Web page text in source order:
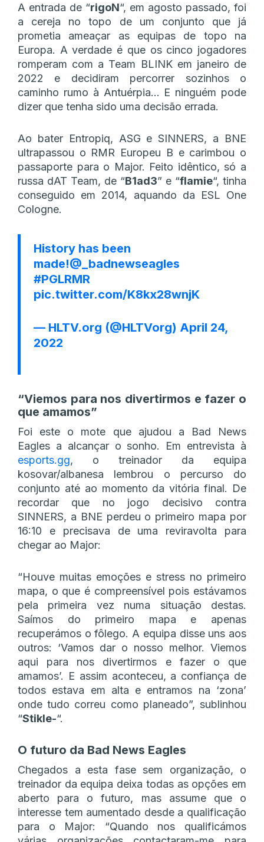
A entrada de “rigoN“, em agosto passado, foi
a cereja no topo de um conjunto que já
prometia ameaçar as equipas de topo na
Europa. A verdade é que os cinco jogadores
romperam com a Team BLINK em janeiro de
2022 e decidiram percorrer sozinhos o
caminho rumo à Antuérpia… E ninguém pode
dizer que tenha sido uma decisão errada.
Ao bater Entropiq, ASG e SINNERS, a BNE
ultrapassou o RMR Europeu B e carimbou o
passaporte para o Major. Feito idêntico, só a
russa dAT Team, de “B1ad3” e “flamie“, tinha
conseguido em 2014, aquando da ESL One
Cologne.
History has been
made!@_badnewseagles
#PGLRMR
pic.twitter.com/K8kx28wnjK
— HLTV.org (@HLTVorg) April 24,
2022
“Viemos para nos divertirmos e fazer o
que amamos”
Foi este o mote que ajudou a Bad News
Eagles a alcançar o sonho. Em entrevista à
esports.gg, o treinador da equipa
kosovar/albanesa lembrou o percurso do
conjunto até ao momento da vitória final. De
recordar que no jogo decisivo contra
SINNERS, a BNE perdeu o primeiro mapa por
16:10 e precisava de uma reviravolta para
chegar ao Major:
“Houve muitas emoções e stress no primeiro
mapa, o que é compreensível pois estávamos
pela primeira vez numa situação destas.
Saímos do primeiro mapa e apenas
recuperámos o fôlego. A equipa disse uns aos
outros: ‘Vamos dar o nosso melhor. Viemos
aqui para nos divertirmos e fazer o que
amamos’. E assim aconteceu, a confiança de
todos estava em alta e entramos na ‘zona’
onde tudo correu como planeado”, sublinhou
“Stikle-“.
O futuro da Bad News Eagles
Chegados a esta fase sem organização, o
treinador da equipa deixa todas as opções em
aberto para o futuro, mas assume que o
interesse tem aumentado desde a qualificação
para o Major: “Quando nos qualificámos